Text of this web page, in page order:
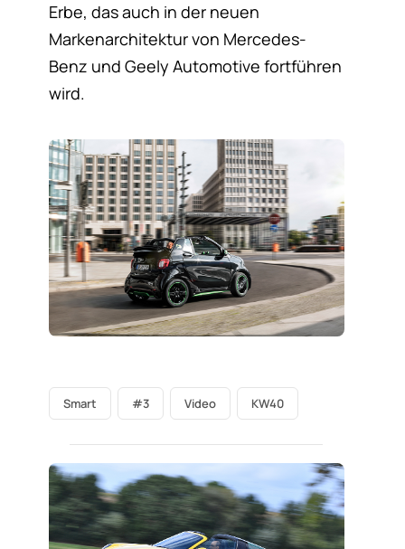
Erbe, das auch in der neuen
Markenarchitektur von Mercedes-
Benz und Geely Automotive fortführen
wird.
Smart #3 Video KW40